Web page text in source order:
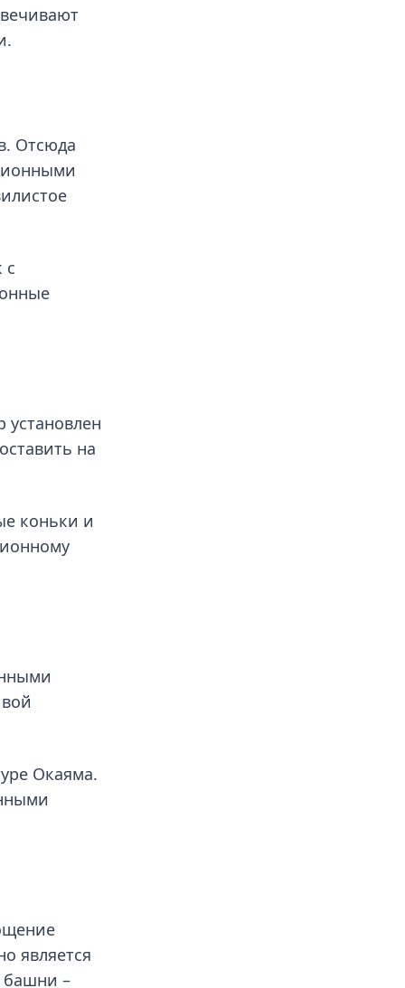
Отсюда
с
установлен
на
коньки и
Окаяма.
является
башни –